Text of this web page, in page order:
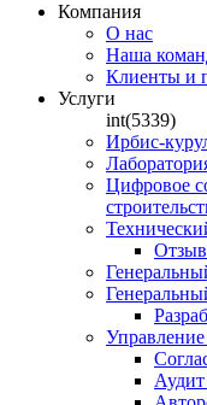
Компания
О нас
Наша
Клиенты и
Услуги
int(5339)
Ирбис-
Цифровое
Управление